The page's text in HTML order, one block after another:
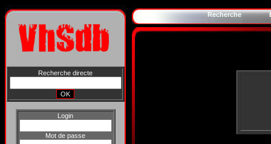
Recherche directe
Login
Mot de passe
Recherche